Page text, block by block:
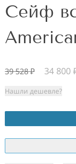
Сейф
39 528₽ 34 800
Нашли дешевле?